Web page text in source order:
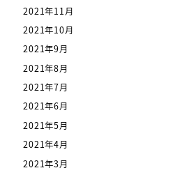
2021年11月
2021年10月
2021年9月
2021年8月
2021年7月
2021年6月
2021年5月
2021年4月
2021年3月